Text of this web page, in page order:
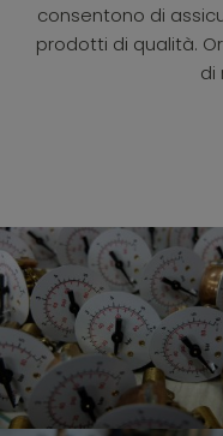
consentono di
prodotti di qualità.
di